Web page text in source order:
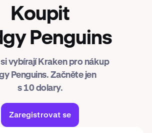
Koupit
Penguins
vybírají Kraken pro nákup
Penguins. Začněte jen
s 10 dolary.
Zaregistrovat se